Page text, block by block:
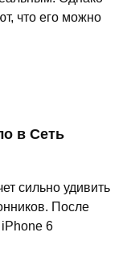
что его можно
в Сеть
сильно удивить
После
6